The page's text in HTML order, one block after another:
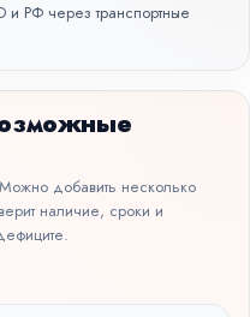
РФ через транспортные
добавить несколько
наличие, сроки и